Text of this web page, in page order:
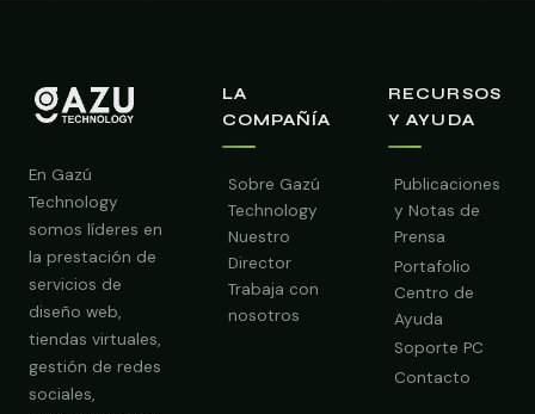
En Gazú
Technology
somos líderes en
la prestación de
servicios de
diseño web,
tiendas virtuales,
gestión de redes
sociales,
LA
COMPAÑÍA
Sobre Gazú
Technology
Nuestro
Director
Trabaja con
nosotros
RECURSOS
Y AYUDA
Publicaciones
y Notas de
Prensa
Portafolio
Centro de
Ayuda
Soporte PC
Contacto